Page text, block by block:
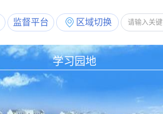
监督平台 区域切换
学习园地